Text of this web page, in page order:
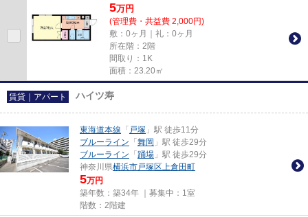
5万円
(管理費・共益費 2,000円)
敷：0ヶ月｜礼：0ヶ月
所在階：2階
間取り：1K
面積：23.20㎡
賃貸｜アパート ハイツ寿
東海道本線 「 戸塚 」駅 徒歩11分
ブルーライン 「 舞岡 」駅 徒歩29分
ブルーライン 「 踊場 」駅 徒歩29分
神奈川県横浜市戸塚区上倉田町
5万円
築年数：築34年 ｜募集中： 1室
階数：2階建